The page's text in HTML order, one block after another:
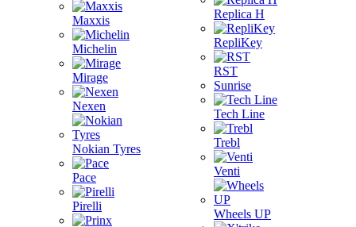
Maxxis
Michelin
Mirage
Nexen
Nokian Tyres
Pace
Pirelli
Replica H
RepliKey
RST
Sunrise
Tech Line
Trebl
Venti
Wheels UP